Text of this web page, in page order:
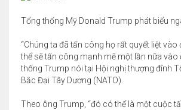
Tổng thống Mỹ Donald Trump phát biểu
“Chúng ta đã tấn công họ rất quyết liệt vào
thể sẽ tấn công mạnh mẽ một lần nữa vào
thống Trump nói tại Hội nghị thượng đỉnh
Bắc Đại Tây Dương (NATO).
Theo ông Trump, “đó có thể là một cuộc